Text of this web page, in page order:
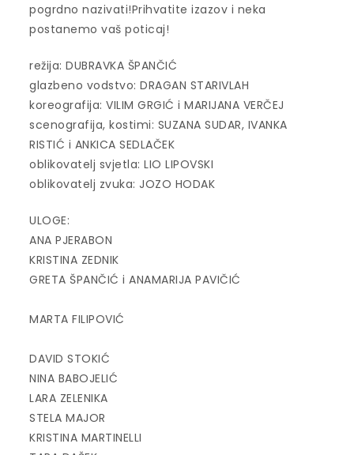
pogrdno nazivati!Prihvatite izazov i neka
postanemo vaš poticaj!
režija: DUBRAVKA ŠPANČIĆ
glazbeno vodstvo: DRAGAN STARIVLAH
koreografija: VILIM GRGIĆ i MARIJANA VERČEJ
scenografija, kostimi: SUZANA SUDAR, IVANKA
RISTIĆ i ANKICA SEDLAČEK
oblikovatelj svjetla: LIO LIPOVSKI
oblikovatelj zvuka: JOZO HODAK
ULOGE:
ANA PJERABON
KRISTINA ZEDNIK
GRETA ŠPANČIĆ i ANAMARIJA PAVIČIĆ
MARTA FILIPOVIĆ
DAVID STOKIĆ
NINA BABOJELIĆ
LARA ZELENIKA
STELA MAJOR
KRISTINA MARTINELLI